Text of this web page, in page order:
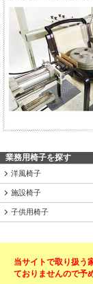
業務用椅子を探す
洋風椅子
施設椅子
子供用椅子
当サイトで取り扱う
ておりませんので予